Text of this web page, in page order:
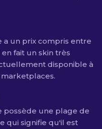
a un prix compris entre
en fait un skin très
disponible à
possède une plage de
qui signifie qu'il est